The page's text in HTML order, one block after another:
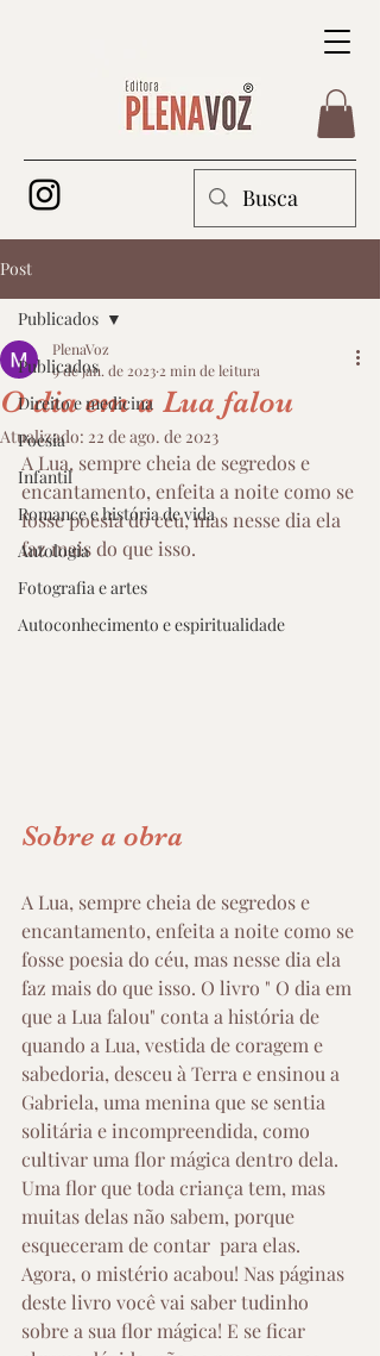
Post
Publicados
Direito e medicina
Poesia
Infantil
Romance e história de vida
Antologia
Fotografia e artes
Autoconhecimento e espiritualidade
Publicados
O dia em a Lua falou
PlenaVoz
9 de jan. de 2023 2 min de leitura
Atualizado: 22 de ago. de 2023
A Lua, sempre cheia de segredos e
encantamento, enfeita a noite como se
fosse poesia do céu, mas nesse dia ela
faz mais do que isso.
Sobre a obra
A Lua, sempre cheia de segredos e
encantamento, enfeita a noite como se
fosse poesia do céu, mas nesse dia ela
faz mais do que isso. O livro " O dia em
que a Lua falou" conta a história de
quando a Lua, vestida de coragem e
sabedoria, desceu à Terra e ensinou a
Gabriela, uma menina que se sentia
solitária e incompreendida, como
cultivar uma flor mágica dentro dela.
Uma flor que toda criança tem, mas
muitas delas não sabem, porque
esqueceram de contar  para elas.
Agora, o mistério acabou! Nas páginas
deste livro você vai saber tudinho
sobre a sua flor mágica! E se ficar